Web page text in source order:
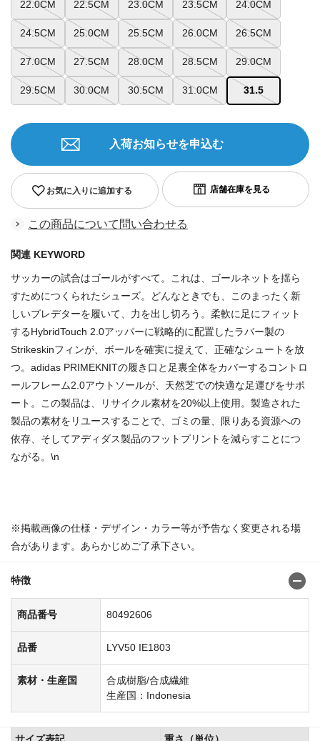
22.0CM 22.5CM 23.0CM 23.5CM 24.0CM
24.5CM 25.0CM 25.5CM 26.0CM 26.5CM
27.0CM 27.5CM 28.0CM 28.5CM 29.0CM
29.5CM 30.0CM 30.5CM 31.0CM 31.5
お気に入りに追加する
入荷お知らせを申込む
この商品について問い合わせる
関連 KEYWORD
サッカーの試合はゴールがすべて。これは、ゴールネットを揺ら
すためにつくられたシューズ。どんなときでも、このまったく新
しいプレデターを履いて、力を出し切ろう。柔軟に足にフィット
するHybridTouch 2.0アッパーに戦略的に配置したラバー製の
Strikeskinフィンが、ボールを確実に捉えて、正確なシュートを放
つ。adidas PRIMEKNITの履き口と足裏全体をカバーするコントロ
ールフレーム2.0アウトソールが、天然芝での快適な足運びをサポ
ート。この製品は、リサイクル素材を20%以上使用。製造された
製品の素材をリユースすることで、ゴミの量、限りある資源への
依存、そしてアディダス製品のフットプリントを減らすことにつ
ながる。\n
※掲載画像の仕様・デザイン・カラー等が予告なく変更される場
合があります。あらかじめご了承下さい。
特徴
商品番号 80492606
品番 LYV50 IE1803
素材・生産国
合成樹脂/合成繊維
生産国：Indonesia
サイズ表記 重さ（単位）